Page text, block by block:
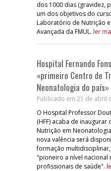
dos 1000 dias (gravidez,
um dos objetivos do
Laboratório de Nutrição
Avançada da FMUL. ler
Hospital Fernando
«primeiro Centro de
Neonatologia do país»
Publicado em 21 de abril
O Hospital Professor
(HFF) acaba de
Nutrição em
nova valência será
formação
"pioneiro a nível nacional
profissionais de saúde".